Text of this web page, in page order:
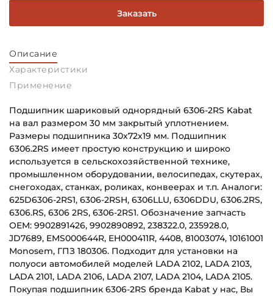
Заказать
Описание
Характеристики
Применение
Подшипник шариковый однорядный 6306-2RS Kabat
на вал размером 30 мм закрытый уплотнением.
Размеры подшипника 30х72х19 мм. Подшипник
6306.2RS имеет простую конструкцию и широко
используется в сельскохозяйственной технике,
промышленном оборудовании, велосипедах, скутерах,
снегоходах, станках, роликах, конвеерах и т.п. Аналоги:
625D6306-2RS1, 6306-2RSH, 6306LLU, 6306DDU, 6306.2RS,
6306.RS, 6306 2RS, 6306-2RS1. Обозначение запчасть
OEM: 9902891426, 9902890892, 238322.0, 235928.0,
JD7689, EMS000644R, EH000411R, 4408, 81003074, 10161001
Monosem, ГПЗ 180306. Подходит для установки на
полуоси автомобилей моделей LADA 2102, LADA 2103,
LADA 2101, LADA 2106, LADA 2107, LADA 2104, LADA 2105.
Покупая подшипник 6306-2RS бренда Kabat у нас, Вы